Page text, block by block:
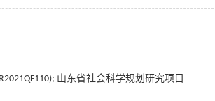
山东省社会科学规划研究项目